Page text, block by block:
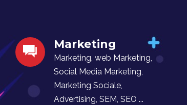
Marketing
Marketing, web Marketing,
Social Media Marketing,
Marketing Sociale,
Advertising, SEM, SEO ...